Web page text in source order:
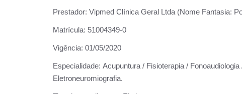
Prestador: Vipmed Clínica Geral Ltda (Nome Fantasia:
Matrícula: 51004349-0
Vigência: 01/05/2020
Especialidade: Acupuntura / Fisioterapia /
Eletroneuromiografia.